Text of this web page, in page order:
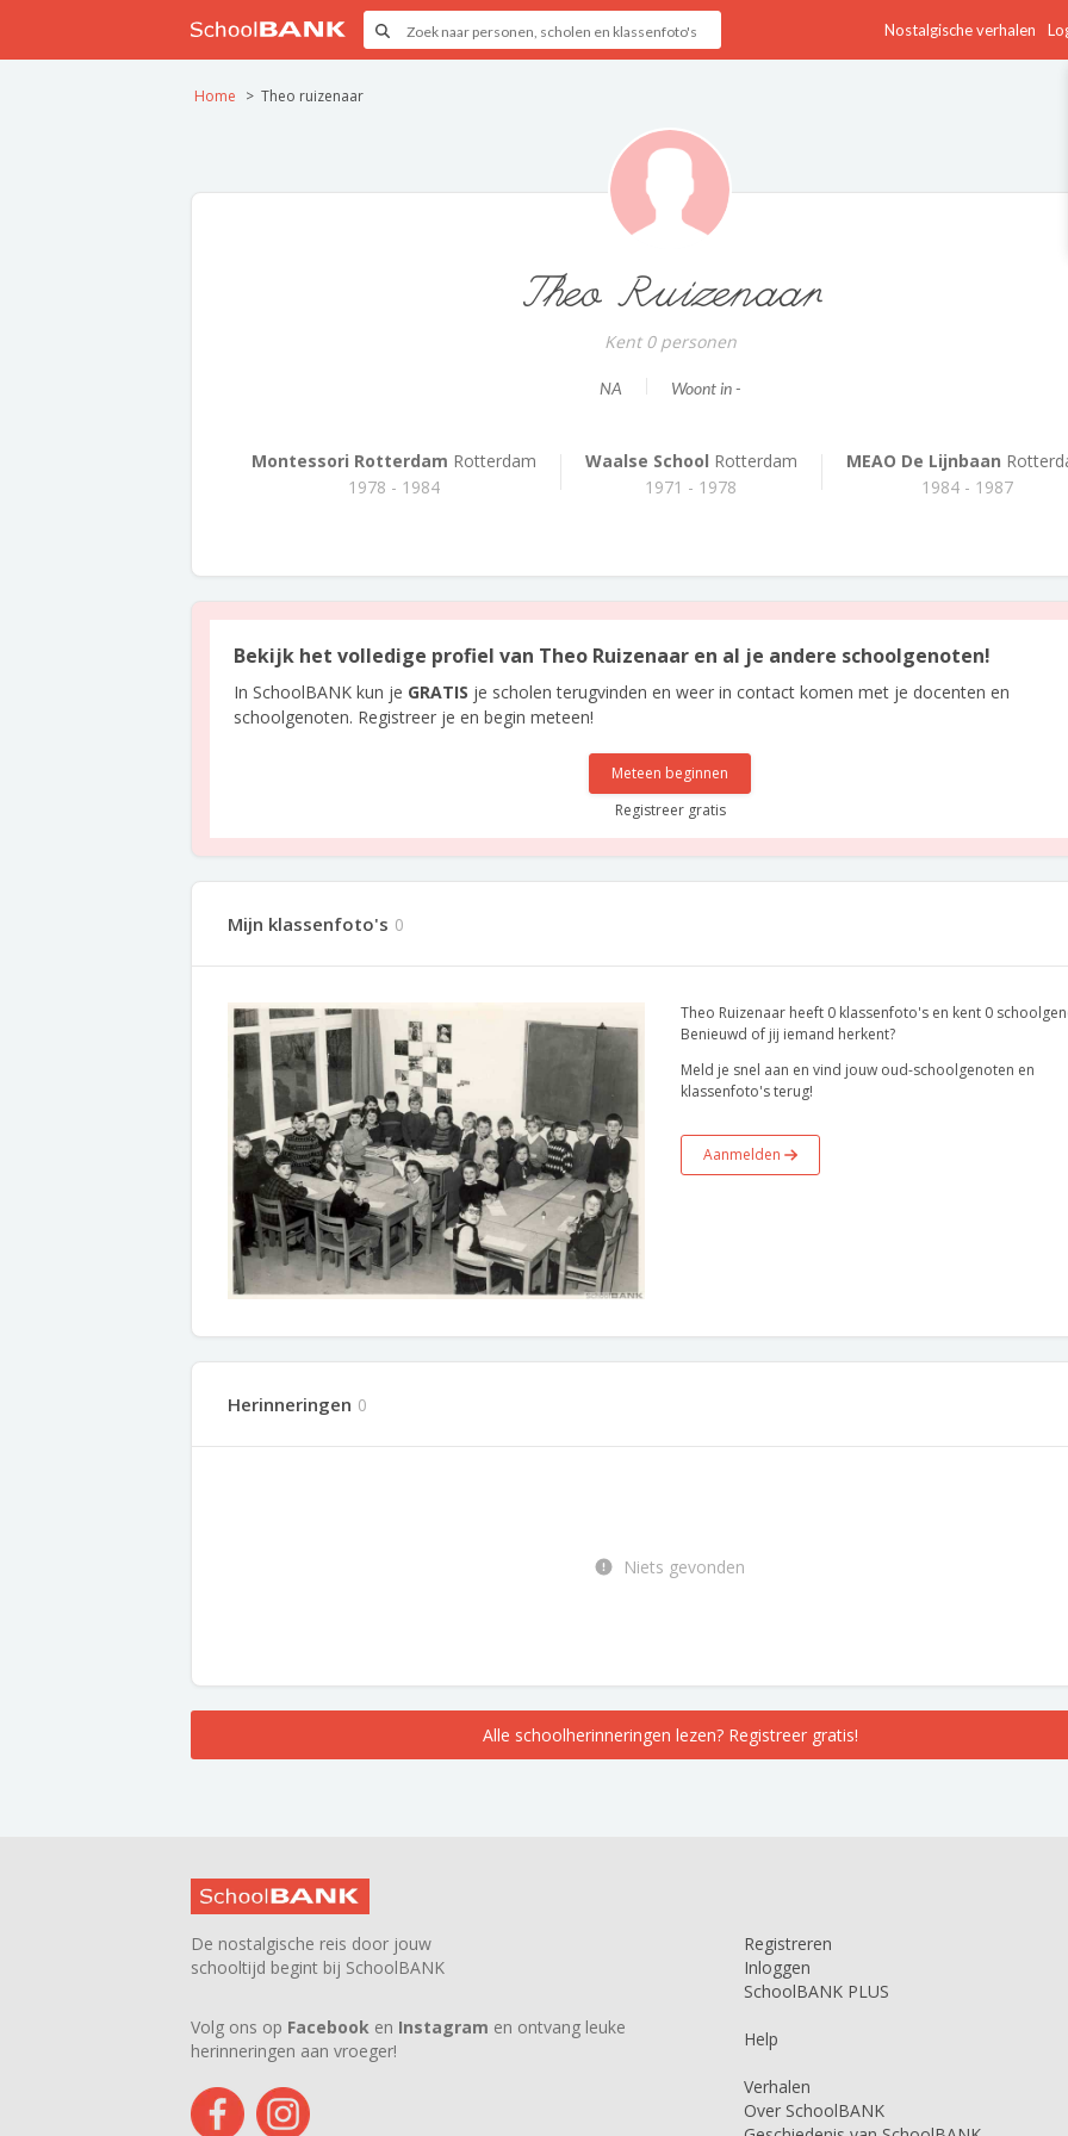
Nostalgische verhalen
Home Theo ruizenaar
Theo Ruizenaar
Kent 0 personen
NA Woont in -
Montessori Rotterdam Rotterdam
1978 - 1984
Waalse School Rotterdam
1971 - 1978
MEAO De Lijnbaan
1984 - 1987
Bekijk het volledige profiel van Theo Ruizenaar en al je andere schoolgenoten!
In SchoolBANK kun je GRATIS je scholen terugvinden en weer in contact komen met je docenten en
schoolgenoten. Registreer je en begin meteen!
Meteen beginnen
Registreer gratis
Mijn klassenfoto's 0
Theo Ruizenaar heeft 0 klassenfoto's en kent 0
Benieuwd of jij iemand herkent?
Meld je snel aan en vind jouw oud-schoolgenoten en
klassenfoto's terug!
Aanmelden
Herinneringen 0
Niets gevonden
Alle schoolherinneringen lezen? Registreer gratis!
De nostalgische reis door jouw
schooltijd begint bij SchoolBANK
Volg ons op Facebook en Instagram en ontvang leuke
herinneringen aan vroeger!
Registreren
Inloggen
SchoolBANK PLUS
Help
Verhalen
Over SchoolBANK